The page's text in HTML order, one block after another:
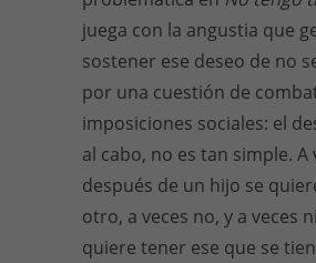
juega con la angustia que
sostener ese deseo de no
por una cuestión de
imposiciones sociales: el
al cabo, no es tan simple. A
después de un hijo se
otro, a veces no, y a veces
quiere tener ese que se